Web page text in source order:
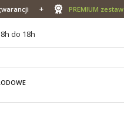
PREMIUM zestaw
do 18h